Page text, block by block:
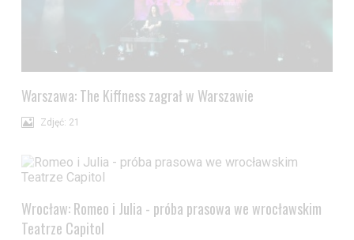
Warszawa: The Kiffness zagrał w Warszawie
Zdjęć: 21
Wrocław: Romeo i Julia - próba prasowa we wrocławskim
Teatrze Capitol